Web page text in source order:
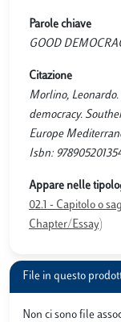
Parole chiave
GOOD
Citazione
Morlino,
democracy.
Europe
Isbn:
Appare nelle
02.1 - Capitolo o
Chapter/Essay)
File in questo
Non ci sono file